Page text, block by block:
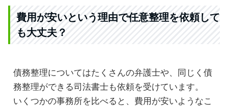
費用が安いという理由で任意整理を依頼して
も大丈夫？
債務整理についてはたくさんの弁護士や、同じく債
務整理ができる司法書士も依頼を受けています。
いくつかの事務所を比べると、費用が安いようなこ